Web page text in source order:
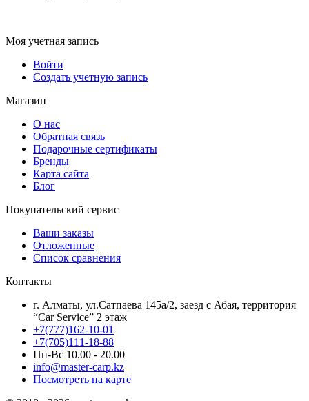
Моя учетная запись
Войти
Создать учетную запись
Магазин
О нас
Обратная связь
Подарочные сертификаты
Бренды
Карта сайта
Блог
Покупательский сервис
Ваши заказы
Отложенные
Список сравнения
Контакты
г. Алматы, ул.Сатпаева 145а/2, заезд с Абая, территория
“Car Service” 2 этаж
+7(777)162-10-01
+7(705)111-18-88
Пн-Вс 10.00 - 20.00
info@master-carp.kz
Посмотреть на карте